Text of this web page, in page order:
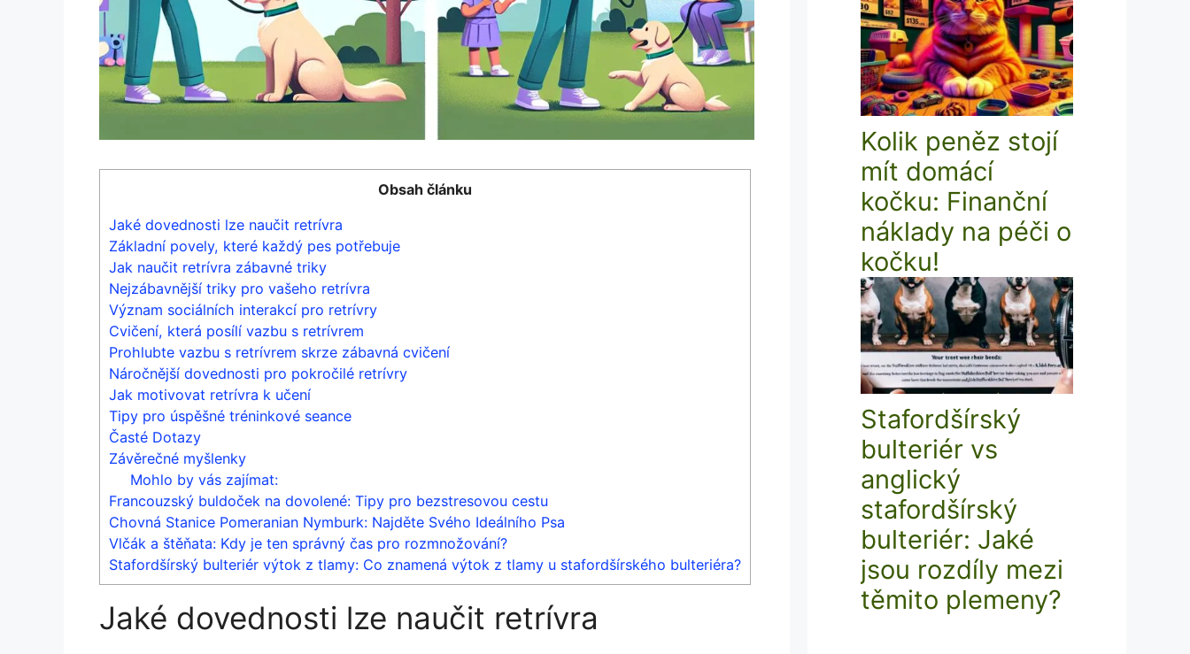
Obsah článku
Jaké dovednosti lze naučit retrívra
Základní povely, které každý pes potřebuje
Jak naučit retrívra zábavné triky
Nejzábavnější triky pro vašeho retrívra
Význam sociálních interakcí pro retrívry
Cvičení, která posílí vazbu s retrívrem
Prohlubte vazbu s retrívrem skrze zábavná cvičení
Náročnější dovednosti pro pokročilé retrívry
Jak motivovat retrívra k učení
Tipy pro úspěšné tréninkové seance
Časté Dotazy
Závěrečné myšlenky
Mohlo by vás zajímat:
Francouzský buldoček na dovolené: Tipy pro bezstresovou cestu
Chovná Stanice Pomeranian Nymburk: Najděte Svého Ideálního Psa
Vlčák a štěňata: Kdy je ten správný čas pro rozmnožování?
Stafordšírský bulteriér výtok z tlamy: Co znamená výtok z tlamy u stafordšírského bulteriéra?
Jaké dovednosti lze naučit retrívra
Kolik peněz stojí
mít domácí
kočku: Finanční
náklady na péči o
kočku!
Stafordšírský
bulteriér vs
anglický
stafordšírský
bulteriér: Jaké
jsou rozdíly mezi
těmito plemeny?